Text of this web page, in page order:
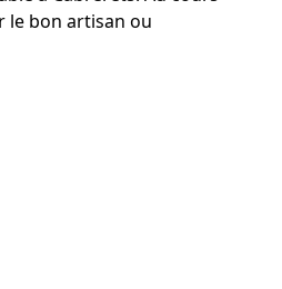
le bon artisan ou